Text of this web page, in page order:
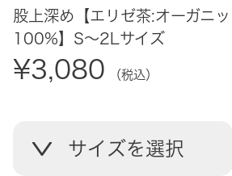
股上深め【エリゼ茶:オーガニ
100%】S～2Lサイズ
¥3,080 （税込）
サイズを選択